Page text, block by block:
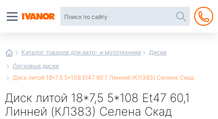
Каталог товаров для авто- и мототехники
Диски
Легковые диски
Диск литой 18*7,5 5*108 Et47 60,1 Линней (КЛ383) Селена Скад
Диск литой 18*7,5 5*108 Et47 60,1
Линней (КЛ383) Селена Скад
интернет-